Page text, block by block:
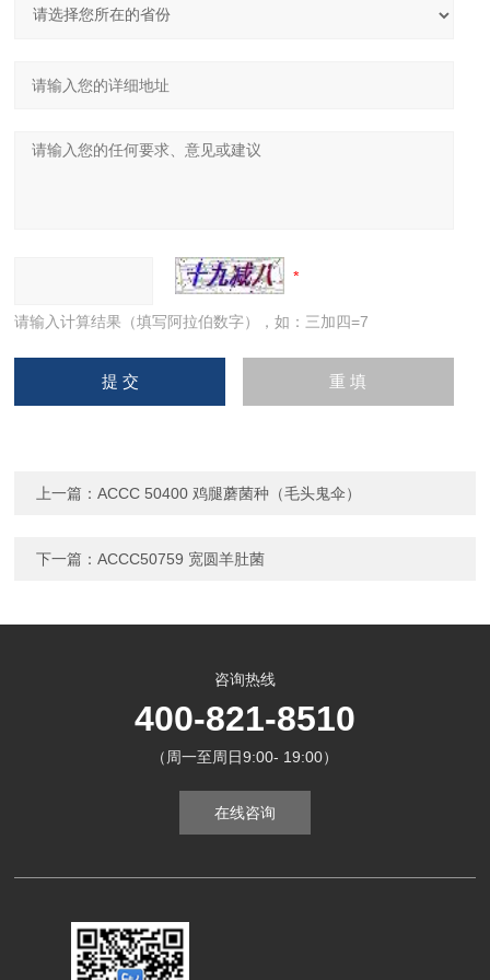
请输入计算结果（填写阿拉伯数字），如：三加四=7
上一篇：ACCC 50400 鸡腿蘑菌种（毛头鬼伞）
下一篇：ACCC50759 宽圆羊肚菌
咨询热线
400-821-8510
（周一至周日9:00- 19:00）
在线咨询